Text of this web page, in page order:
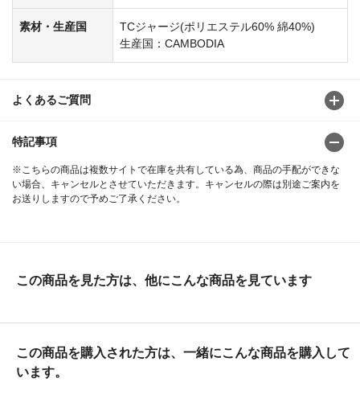
素材・生産国
TCジャージ(ポリエステル60% 綿40%)
生産国：CAMBODIA
よくあるご質問
特記事項
※こちらの商品は複数サイトで在庫を共有している為、商品の手配ができな
い場合、キャンセルとさせていただきます。キャンセルの際は別途ご案内を
お送りしますので予めご了承ください。
この商品を見た方は、他にこんな商品を見ています
この商品を購入された方は、一緒にこんな商品を購入して
います。